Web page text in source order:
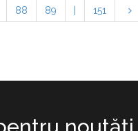
88 89 151